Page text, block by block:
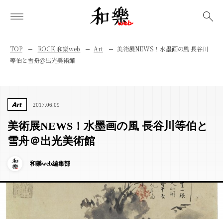
TOP ROCK 和樂web Art
美術展NEWS！水墨画の風 長谷川
等伯と雪舟＠出光美術館
Art 2017.06.09
美術展NEWS！水墨画の風 長谷川等伯と
雪舟＠出光美術館
和樂web編集部